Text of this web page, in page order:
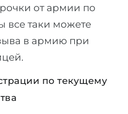
от армии по
все таки можете
в армию при
по текущему